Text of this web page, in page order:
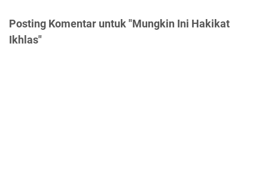
Posting Komentar untuk "Mungkin Ini Hakikat
Ikhlas"